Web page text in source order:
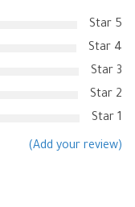
5 Star
4 Star
3 Star
2 Star
1 Star
(Add your review)